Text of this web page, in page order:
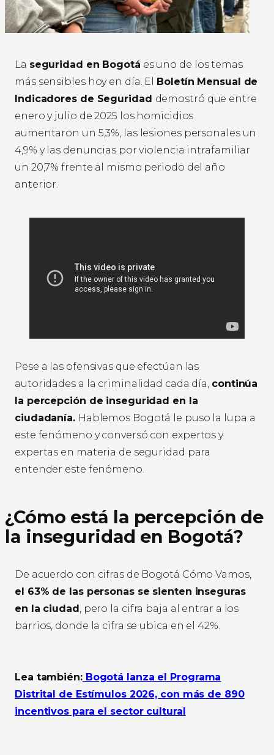
La seguridad en Bogotá es uno de los temas
más sensibles hoy en día. El
Boletín Mensual de
Indicadores de Seguridad demostró que entre
enero y julio de 2025 los homicidios
aumentaron un 5,3%, las lesiones personales un
4,9% y las denuncias por violencia intrafamiliar
un 20,7% frente al mismo periodo del año
anterior.
Pese a las ofensivas que efectúan las
autoridades a la criminalidad cada día, continúa
la percepción de inseguridad en la
ciudadanía. Hablemos Bogotá le puso la lupa a
este fenómeno y conversó con expertos y
expertas en materia de seguridad para
entender este fenómeno.
¿Cómo está la percepción de
la inseguridad en Bogotá?
De acuerdo con cifras de Bogotá Cómo Vamos,
el 63% de las personas se sienten inseguras
en la ciudad , pero la cifra baja al entrar a los
barrios, donde la cifra se ubica en el 42%.
Lea también:Bogotá lanza el Programa
Distrital de Estímulos 2026, con más de 890
incentivos para el sector cultural